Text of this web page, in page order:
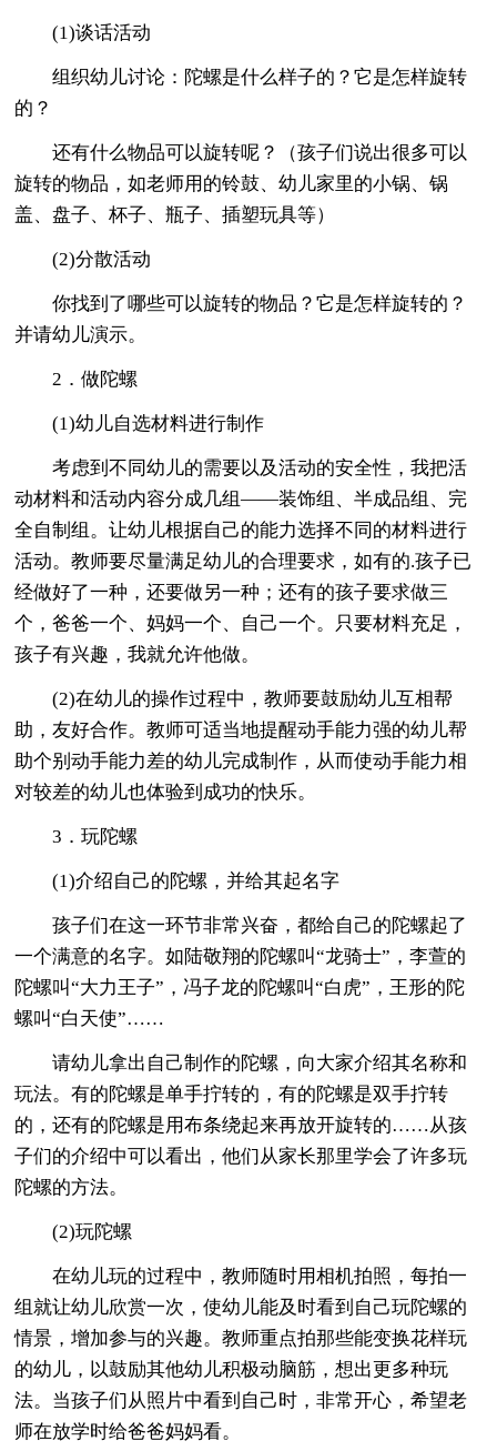
(1)谈话活动
组织幼儿讨论：陀螺是什么样子的？它是怎样旋转
的？
还有什么物品可以旋转呢？（孩子们说出很多可以
旋转的物品，如老师用的铃鼓、幼儿家里的小锅、锅
盖、盘子、杯子、瓶子、插塑玩具等）
(2)分散活动
你找到了哪些可以旋转的物品？它是怎样旋转的？
并请幼儿演示。
2．做陀螺
(1)幼儿自选材料进行制作
考虑到不同幼儿的需要以及活动的安全性，我把活
动材料和活动内容分成几组——装饰组、半成品组、完
全自制组。让幼儿根据自己的能力选择不同的材料进行
活动。教师要尽量满足幼儿的合理要求，如有的.孩子已
经做好了一种，还要做另一种；还有的孩子要求做三
个，爸爸一个、妈妈一个、自己一个。只要材料充足，
孩子有兴趣，我就允许他做。
(2)在幼儿的操作过程中，教师要鼓励幼儿互相帮
助，友好合作。教师可适当地提醒动手能力强的幼儿帮
助个别动手能力差的幼儿完成制作，从而使动手能力相
对较差的幼儿也体验到成功的快乐。
3．玩陀螺
(1)介绍自己的陀螺，并给其起名字
孩子们在这一环节非常兴奋，都给自己的陀螺起了
一个满意的名字。如陆敬翔的陀螺叫“龙骑士”，李萱的
陀螺叫“大力王子”，冯子龙的陀螺叫“白虎”，王形的陀
螺叫“白天使”……
请幼儿拿出自己制作的陀螺，向大家介绍其名称和
玩法。有的陀螺是单手拧转的，有的陀螺是双手拧转
的，还有的陀螺是用布条绕起来再放开旋转的……从孩
子们的介绍中可以看出，他们从家长那里学会了许多玩
陀螺的方法。
(2)玩陀螺
在幼儿玩的过程中，教师随时用相机拍照，每拍一
组就让幼儿欣赏一次，使幼儿能及时看到自己玩陀螺的
情景，增加参与的兴趣。教师重点拍那些能变换花样玩
的幼儿，以鼓励其他幼儿积极动脑筋，想出更多种玩
法。当孩子们从照片中看到自己时，非常开心，希望老
师在放学时给爸爸妈妈看。